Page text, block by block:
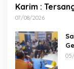
Karim :
07/08/2026